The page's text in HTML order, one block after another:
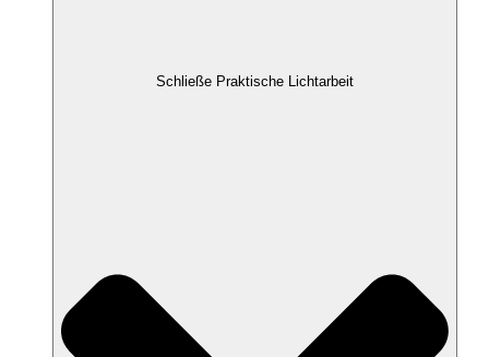
Schließe Praktische Lichtarbeit